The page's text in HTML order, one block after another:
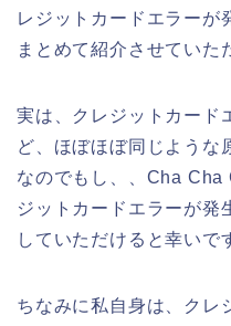
レジットカードエラーが
まとめて紹介させていた
実は、クレジットカード
ど、ほぼほぼ同じような
なのでもし、、Cha Cha
ジットカードエラーが発
していただけると幸いで
ちなみに私自身は、クレ